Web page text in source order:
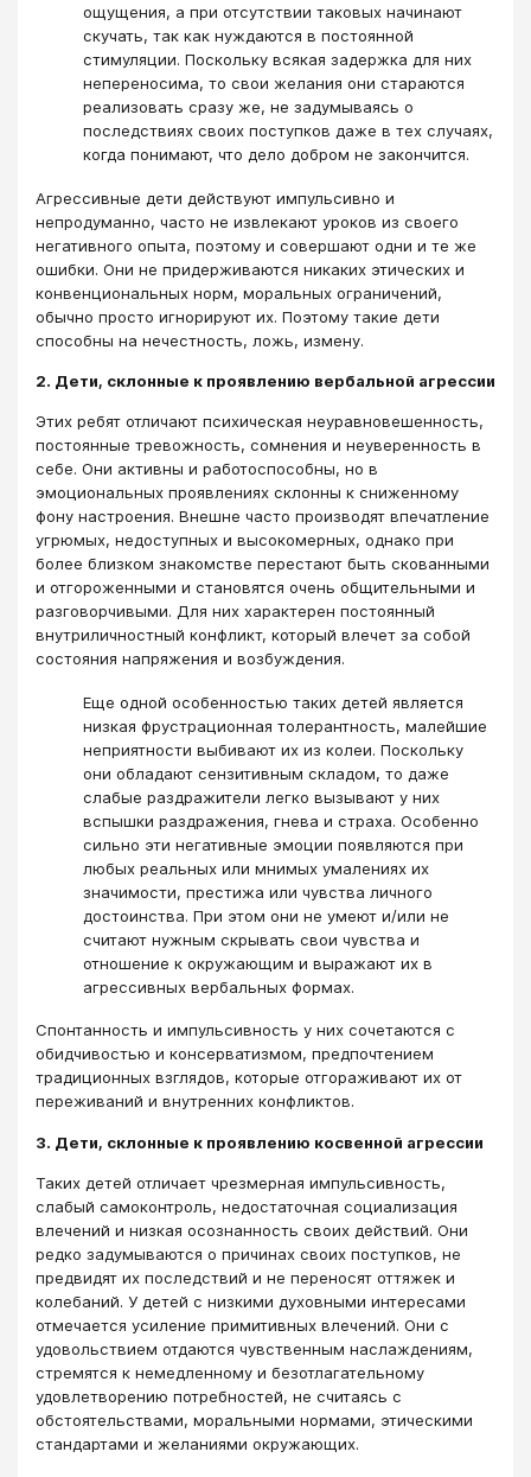
ощущения, а при отсутствии таковых начинают
скучать, так как нуждаются в постоянной
стимуляции. Поскольку всякая задержка для них
непереносима, то свои желания они стараются
реализовать сразу же, не задумываясь о
последствиях своих поступков даже в тех случаях,
когда понимают, что дело добром не закончится.
Агрессивные дети действуют импульсивно и
непродуманно, часто не извлекают уроков из своего
негативного опыта, поэтому и совершают одни и те же
ошибки. Они не придерживаются никаких этических и
конвенциональных норм, моральных ограничений,
обычно просто игнорируют их. Поэтому такие дети
способны на нечестность, ложь, измену.
2. Дети, склонные к проявлению вербальной агрессии
Этих ребят отличают психическая неуравновешенность,
постоянные тревожность, сомнения и неуверенность в
себе. Они активны и работоспособны, но в
эмоциональных проявлениях склонны к сниженному
фону настроения. Внешне часто производят впечатление
угрюмых, недоступных и высокомерных, однако при
более близком знакомстве перестают быть скованными
и отгороженными и становятся очень общительными и
разговорчивыми. Для них характерен постоянный
внутриличностный конфликт, который влечет за собой
состояния напряжения и возбуждения.
Еще одной особенностью таких детей является
низкая фрустрационная толерантность, малейшие
неприятности выбивают их из колеи. Поскольку
они обладают сензитивным складом, то даже
слабые раздражители легко вызывают у них
вспышки раздражения, гнева и страха. Особенно
сильно эти негативные эмоции появляются при
любых реальных или мнимых умалениях их
значимости, престижа или чувства личного
достоинства. При этом они не умеют и/или не
считают нужным скрывать свои чувства и
отношение к окружающим и выражают их в
агрессивных вербальных формах.
Спонтанность и импульсивность у них сочетаются с
обидчивостью и консерватизмом, предпочтением
традиционных взглядов, которые отгораживают их от
переживаний и внутренних конфликтов.
3. Дети, склонные к проявлению косвенной агрессии
Таких детей отличает чрезмерная импульсивность,
слабый самоконтроль, недостаточная социализация
влечений и низкая осознанность своих действий. Они
редко задумываются о причинах своих поступков, не
предвидят их последствий и не переносят оттяжек и
колебаний. У детей с низкими духовными интересами
отмечается усиление примитивных влечений. Они с
удовольствием отдаются чувственным наслаждениям,
стремятся к немедленному и безотлагательному
удовлетворению потребностей, не считаясь с
обстоятельствами, моральными нормами, этическими
стандартами и желаниями окружающих.